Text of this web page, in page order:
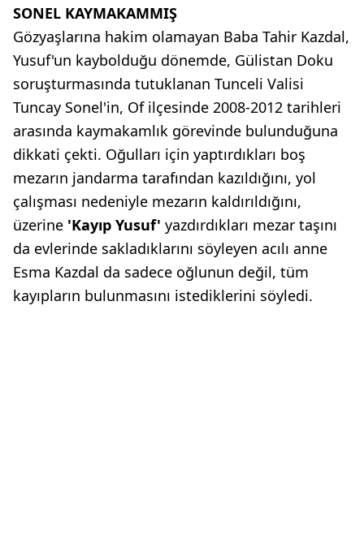
SONEL KAYMAKAMMIŞ
Gözyaşlarına hakim olamayan Baba Tahir Kazdal,
Yusuf'un kaybolduğu dönemde, Gülistan Doku
soruşturmasında tutuklanan Tunceli Valisi
Tuncay Sonel'in, Of ilçesinde 2008-2012 tarihleri
arasında kaymakamlık görevinde bulunduğuna
dikkati çekti. Oğulları için yaptırdıkları boş
mezarın jandarma tarafından kazıldığını, yol
çalışması nedeniyle mezarın kaldırıldığını,
üzerine 'Kayıp Yusuf' yazdırdıkları mezar taşını
da evlerinde sakladıklarını söyleyen acılı anne
Esma Kazdal da sadece oğlunun değil, tüm
kayıpların bulunmasını istediklerini söyledi.